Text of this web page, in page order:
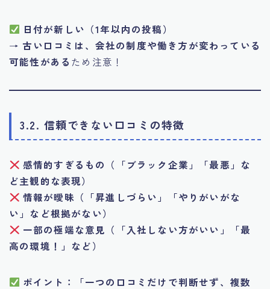
日付が新しい（1年以内の投稿）
→ 古い口コミは、会社の制度や働き方が変わっている
可能性がある ため注意！
3.2. 信頼できない口コミの特徴
感情的すぎるもの（「ブラック企業」「最悪」な
ど主観的な表現）
情報が曖昧（「昇進しづらい」「やりがいがな
い」など根拠がない）
一部の極端な意見（「入社しない方がいい」「最
高の環境！」など）
ポイント：「一つの口コミだけで判断せず、複数